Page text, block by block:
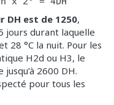
x 2° = 4DH
DH est de 1250,
jours durant laquelle
28 °C la nuit. Pour les
H2d ou H3, le
2600 DH.
pour tous les